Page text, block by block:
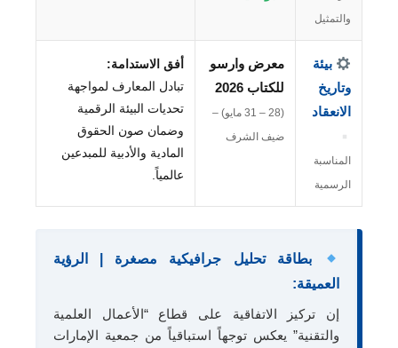
والتمثيل
بيئة
وتاريخ
الانعقاد
المناسبة
الرسمية
معرض وارسو
للكتاب 2026
(28 – 31 مايو) –
ضيف الشرف
أفق الاستدامة:
تبادل المعارف لمواجهة
تحديات البيئة الرقمية
وضمان صون الحقوق
المادية والأدبية للمبدعين
عالمياً.
بطاقة تحليل جرافيكية مصغرة | الرؤية
العميقة:
إن تركيز الاتفاقية على قطاع “الأعمال العلمية
والتقنية” يعكس توجهاً استباقياً من جمعية الإمارات